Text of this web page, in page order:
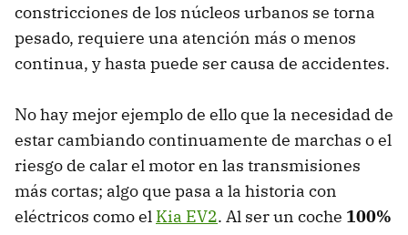
constricciones de los núcleos urbanos se torna
pesado, requiere una atención más o menos
continua, y hasta puede ser causa de accidentes.
No hay mejor ejemplo de ello que la necesidad de
estar cambiando continuamente de marchas o el
riesgo de calar el motor en las transmisiones
más cortas; algo que pasa a la historia con
eléctricos como el Kia EV2. Al ser un coche 100%